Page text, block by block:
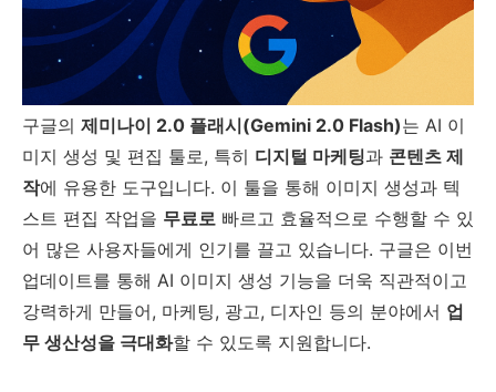
구글의 제미나이 2.0 플래시(Gemini 2.0 Flash)는 AI 이
미지 생성 및 편집 툴로, 특히 디지털 마케팅과 콘텐츠 제
작에 유용한 도구입니다. 이 툴을 통해 이미지 생성과 텍
스트 편집 작업을 무료로 빠르고 효율적으로 수행할 수 있
어 많은 사용자들에게 인기를 끌고 있습니다. 구글은 이번
업데이트를 통해 AI 이미지 생성 기능을 더욱 직관적이고
강력하게 만들어, 마케팅, 광고, 디자인 등의 분야에서 업
무 생산성을 극대화할 수 있도록 지원합니다.